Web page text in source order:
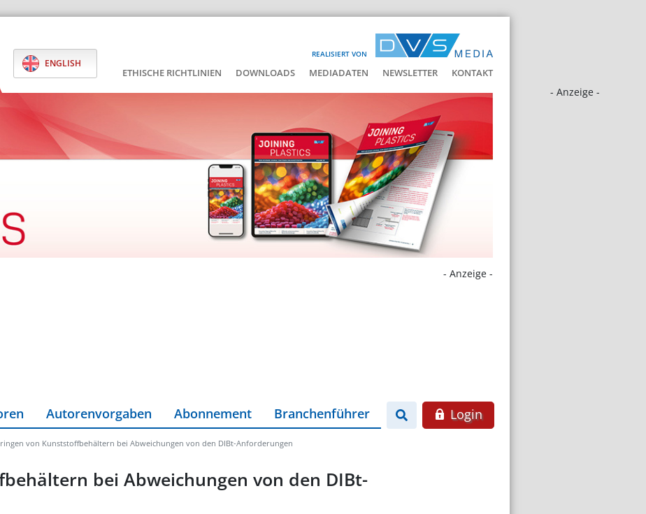
REALISIERT VON
ENGLISH
ETHISCHE RICHTLINIEN DOWNLOADS MEDIADATEN NEWSLETTER KONTAKT
- Anzeige -
- Anzeige -
Autorenvorgaben Abonnement Branchenführer Login
von Kunststoffbehältern bei Abweichungen von den DIBt-Anforderungen
bei Abweichungen von den DIBt-